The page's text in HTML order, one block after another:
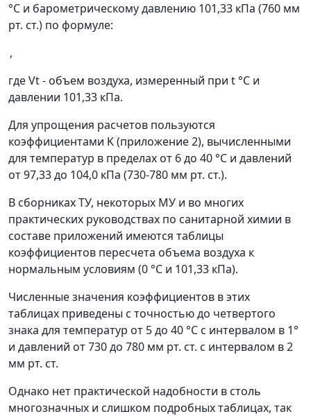
°C и барометрическому давлению 101,33 кПа (760 мм
рт. ст.) по формуле:
,
гдеVt- объем воздуха, измеренный при t °C и
давлении 101,33 кПа.
Для упрощения расчетов пользуются
коэффициентами K(приложение 2), вычисленными
для температур в пределах от 6 до 40 °C и давлений
от 97,33 до 104,0 кПа (730-780 мм рт. ст.).
В сборниках ТУ, некоторых МУ и во многих
практических руководствах по санитарной химии в
составе приложений имеются таблицы
коэффициентов пересчета объема воздуха к
нормальным условиям (0 °C и 101,33 кПа).
Численные значения коэффициентов в этих
таблицах приведены с точностью до четвертого
знака для температур от 5 до 40 °C с интервалом в 1°
и давлений от 730 до 780 мм рт. ст. с интервалом в 2
мм рт. ст.
Однако нет практической надобности в столь
многозначных и слишком подробных таблицах, так